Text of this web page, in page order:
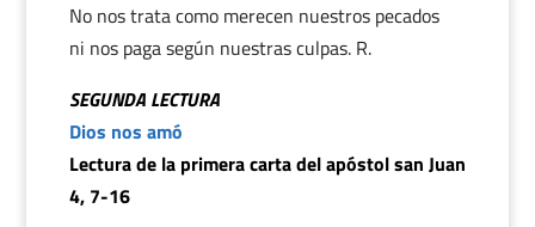
No nos trata como merecen nuestros pecados
ni nos paga según nuestras culpas. R.
SEGUNDA LECTURA
Dios nos amó
Lectura de la primera carta del apóstol san Juan
4, 7-16